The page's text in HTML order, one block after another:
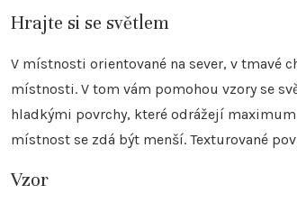
Hrajte si se světlem
V místnosti orientované na sever, v tmavé
místnosti. V tom vám pomohou vzory se
hladkými povrchy, které odrážejí
místnost se zdá být menší. Texturované
Vzor